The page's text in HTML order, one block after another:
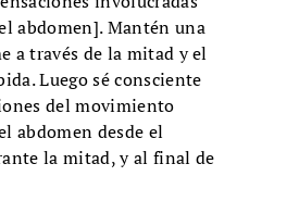
abdomen]. Mantén una
a través de la mitad y el
Luego sé consciente
del movimiento
abdomen desde el
la mitad, y al final de